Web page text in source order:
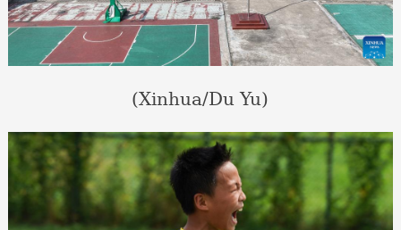
(Xinhua/Du Yu)